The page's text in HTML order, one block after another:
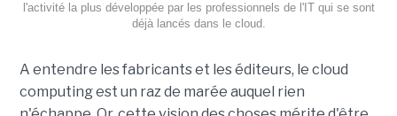
l'activité la plus développée par les professionnels de l'IT qui se sont
déjà lancés dans le cloud.
A entendre les fabricants et les éditeurs, le cloud
computing est un raz de marée auquel rien